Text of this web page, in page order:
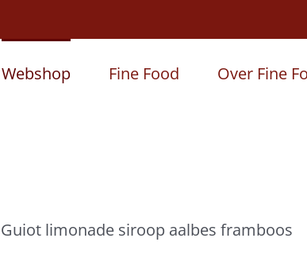
Webshop Fine Food Over Fine
Guiot limonade siroop aalbes framboos